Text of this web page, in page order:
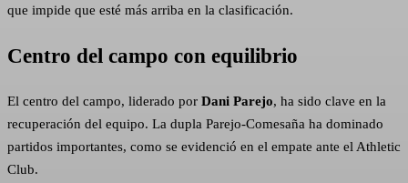
que impide que esté más arriba en la clasificación.
Centro del campo con equilibrio
El centro del campo, liderado por Dani Parejo, ha sido clave en la
recuperación del equipo. La dupla Parejo-Comesaña ha dominado
partidos importantes, como se evidenció en el empate ante el Athletic
Club.